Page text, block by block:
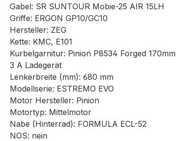
Gabel: SR SUNTOUR Mobie-25 AIR 15LH
Griffe: ERGON GP10/GC10
Hersteller: ZEG
Kette: KMC, E101
Kurbelgarnitur: Pinion P8534 Forged 170mm
3 A Ladegerät
Lenkerbreite (mm): 680 mm
Modellserie: ESTREMO EVO
Motor Hersteller: Pinion
Motortyp: Mittelmotor
Nabe (Hinterrad): FORMULA ECL-52
NOS: nein